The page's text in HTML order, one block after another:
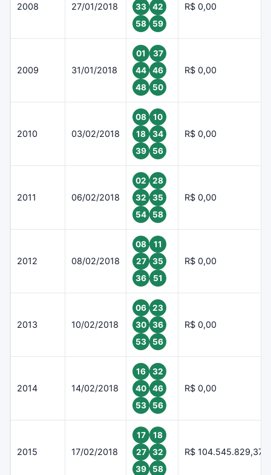
2008 27/01/2018
33
42
58
59
R$ 0,00
2009 31/01/2018
01
37
44
46
48
50
R$ 0,00
2010 03/02/2018
08
10
18
34
39
56
R$ 0,00
2011 06/02/2018
02
28
32
35
54
58
R$ 0,00
2012 08/02/2018
08
11
27
35
36
51
R$ 0,00
2013 10/02/2018
06
23
30
36
53
56
R$ 0,00
2014 14/02/2018
16
32
40
46
53
56
R$ 0,00
2015 17/02/2018
17
18
27
32
39
58
R$ 104.545.829,37